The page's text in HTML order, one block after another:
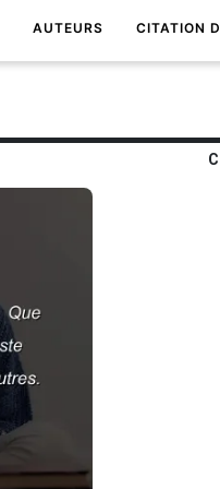
AUTEURS CITATION